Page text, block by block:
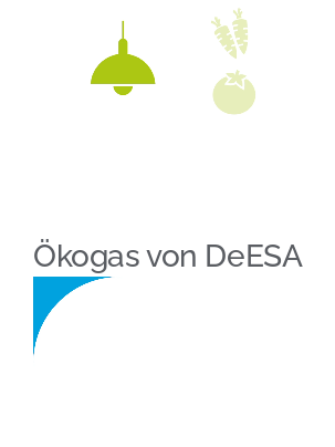
Ökogas von DeESA